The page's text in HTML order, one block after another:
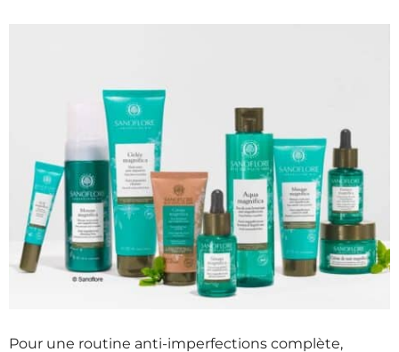
Pour une routine anti-imperfections complète,